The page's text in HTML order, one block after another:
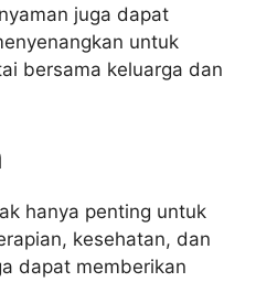
juga dapat
untuk
bersama keluarga dan
hanya penting untuk
kesehatan, dan
dapat memberikan